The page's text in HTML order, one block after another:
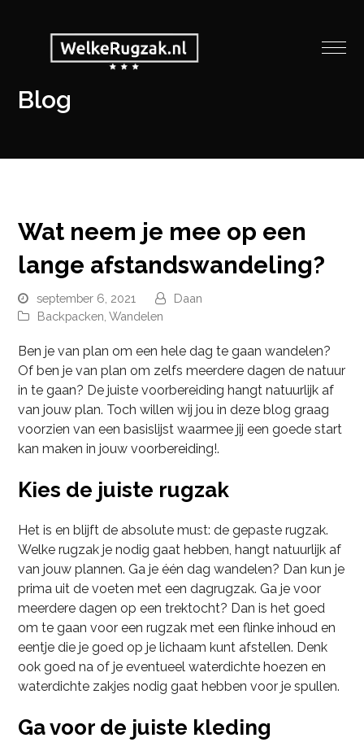
Blog
Wat neem je mee op een
lange afstandswandeling?
september 6, 2021
Daan
Backpacken ,Wandelen
Ben je van plan om een hele dag te gaan wandelen?
Of ben je van plan om zelfs meerdere dagen de natuur
in te gaan? De juiste voorbereiding hangt natuurlijk af
van jouw plan. Toch willen wij jou in deze blog graag
voorzien van een basislijst waarmee jij een goede start
kan maken in jouw voorbereiding!.
Kies de juiste rugzak
Het is en blijft de absolute must: de gepaste rugzak.
Welke rugzak je nodig gaat hebben, hangt natuurlijk af
van jouw plannen. Ga je één dag wandelen? Dan kun je
prima uit de voeten met een dagrugzak. Ga je voor
meerdere dagen op een trektocht? Dan is het goed
om te gaan voor een rugzak met een flinke inhoud en
eentje die je goed op je lichaam kunt afstellen. Denk
ook goed na of je eventueel waterdichte hoezen en
waterdichte zakjes nodig gaat hebben voor je spullen.
Ga voor de juiste kleding